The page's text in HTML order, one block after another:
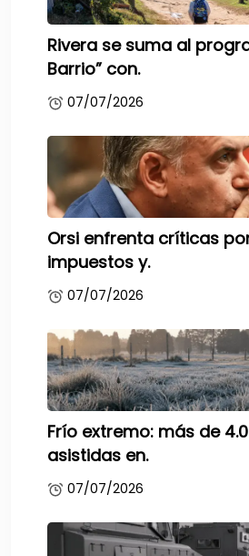
Rivera se suma al
Barrio” con.
07/07/2026
Orsi enfrenta críticas
impuestos y.
07/07/2026
Frío extremo: más de
asistidas en.
07/07/2026